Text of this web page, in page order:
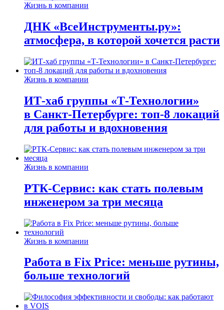
Жизнь в компании
ДНК «ВсеИнструменты.ру»:
атмосфера, в которой хочется расти
Жизнь в компании
ИТ-хаб группы «Т-Технологии»
в Санкт-Петербурге: топ-8 локаций
для работы и вдохновения
Жизнь в компании
РТК-Сервис: как стать полевым
инженером за три месяца
Жизнь в компании
Работа в Fix Price: меньше рутины,
больше технологий